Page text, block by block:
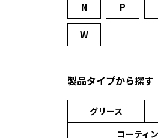
N P
W
製品タイプから探す
グリース
コーティ